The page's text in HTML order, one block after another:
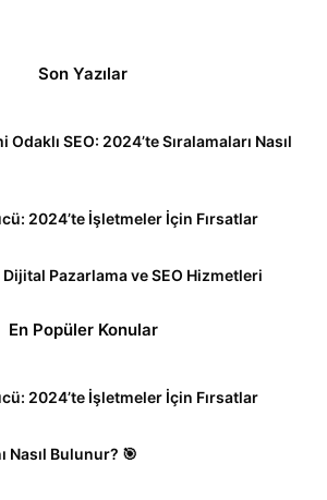
Son Yazılar
Odaklı SEO: 2024’te Sıralamaları Nasıl
2024’te İşletmeler İçin Fırsatlar
Pazarlama ve SEO Hizmetleri
En Popüler Konular
2024’te İşletmeler İçin Fırsatlar
Nasıl Bulunur? 🎯